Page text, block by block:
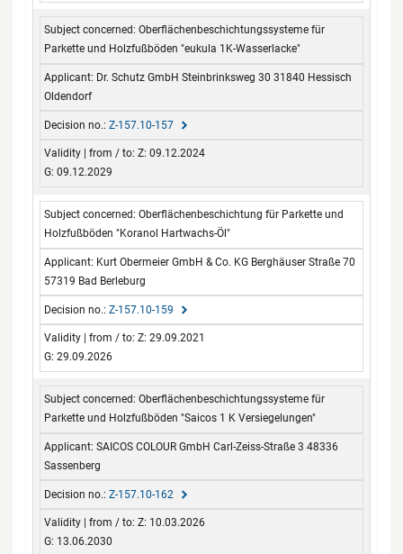
Oberflächenbeschichtungssysteme für
Parkette und Holzfußböden "eukula 1K-Wasserlacke"
Dr. Schutz GmbH Steinbrinksweg 30 31840 Hessisch
Oldendorf
Z-157.10-157
Z: 09.12.2024
G: 09.12.2029
Oberflächenbeschichtung für Parkette und
Holzfußböden "Koranol Hartwachs-Öl"
Kurt Obermeier GmbH & Co. KG Berghäuser Straße 70
57319 Bad Berleburg
Z-157.10-159
Z: 29.09.2021
G: 29.09.2026
Oberflächenbeschichtungssysteme für
Parkette und Holzfußböden "Saicos 1 K Versiegelungen"
SAICOS COLOUR GmbH Carl-Zeiss-Straße 3 48336
Sassenberg
Z-157.10-162
Z: 10.03.2026
G: 13.06.2030